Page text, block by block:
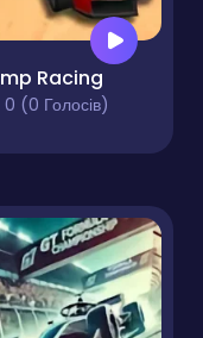
Racing
0 (0 Голосів)